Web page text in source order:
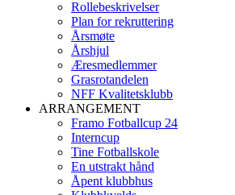
Rollebeskrivelser
Plan for rekruttering
Årsmøte
Årshjul
Æresmedlemmer
Grasrotandelen
NFF Kvalitetsklubb
ARRANGEMENT
Framo Fotballcup 24
Interncup
Tine Fotballskole
En utstrakt hånd
Åpent klubbhus